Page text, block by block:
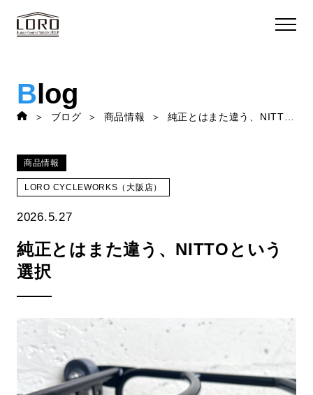
Blog
ブログ 商品情報 純正とはまた違う、NITTOという選択
商品情報
LORO CYCLEWORKS（大阪店）
2026.5.27
純正とはまた違う、NITTOという
選択